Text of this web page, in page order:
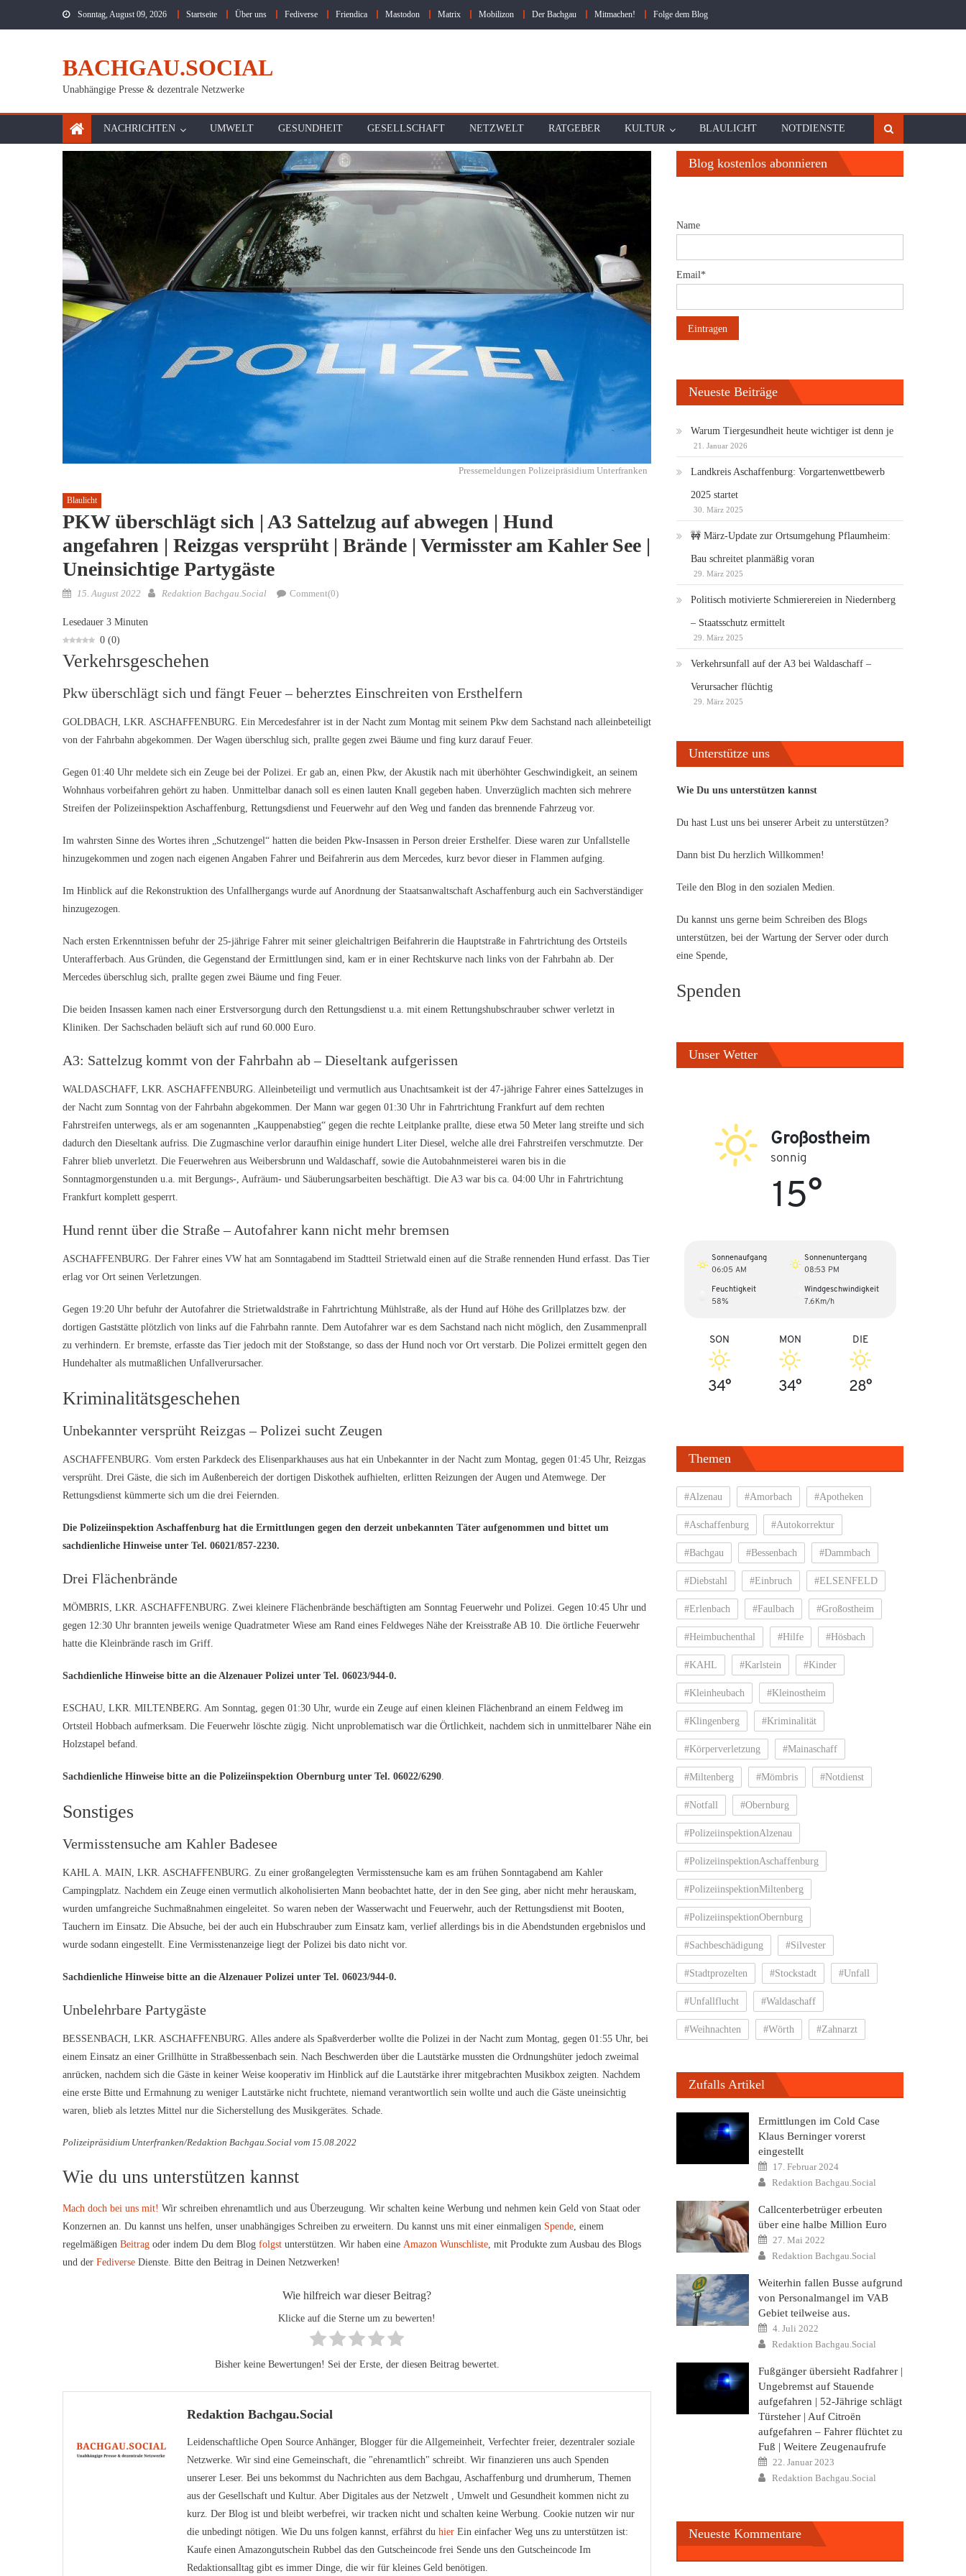
Sonntag, August 09, 2026 Startseite Über uns Fediverse Friendica Mastodon Matrix Mobilizon Der Bachgau Mitmachen! Folge dem Blog
BACHGAU.SOCIAL
Unabhängige Presse & dezentrale Netzwerke
NACHRICHTEN UMWELT GESUNDHEIT GESELLSCHAFT NETZWELT RATGEBER KULTUR BLAULICHT NOTDIENSTE
Pressemeldungen Polizeipräsidium Unterfranken
Blaulicht
PKW überschlägt sich | A3 Sattelzug auf abwegen | Hund
angefahren | Reizgas versprüht | Brände | Vermisster am Kahler See |
Uneinsichtige Partygäste
Posted
15. August 2022 Author
Redaktion Bachgau.Social Comment(0)
Lesedauer 3 Minuten
0 (0)
Verkehrsgeschehen
Pkw überschlägt sich und fängt Feuer – beherztes Einschreiten von Ersthelfern
GOLDBACH, LKR. ASCHAFFENBURG. Ein Mercedesfahrer ist in der Nacht zum Montag mit seinem Pkw dem Sachstand nach alleinbeteiligt
von der Fahrbahn abgekommen. Der Wagen überschlug sich, prallte gegen zwei Bäume und fing kurz darauf Feuer.
Gegen 01:40 Uhr meldete sich ein Zeuge bei der Polizei. Er gab an, einen Pkw, der Akustik nach mit überhöhter Geschwindigkeit, an seinem
Wohnhaus vorbeifahren gehört zu haben. Unmittelbar danach soll es einen lauten Knall gegeben haben. Unverzüglich machten sich mehrere
Streifen der Polizeiinspektion Aschaffenburg, Rettungsdienst und Feuerwehr auf den Weg und fanden das brennende Fahrzeug vor.
Im wahrsten Sinne des Wortes ihren „Schutzengel“ hatten die beiden Pkw-Insassen in Person dreier Ersthelfer. Diese waren zur Unfallstelle
hinzugekommen und zogen nach eigenen Angaben Fahrer und Beifahrerin aus dem Mercedes, kurz bevor dieser in Flammen aufging.
Im Hinblick auf die Rekonstruktion des Unfallhergangs wurde auf Anordnung der Staatsanwaltschaft Aschaffenburg auch ein Sachverständiger
hinzugezogen.
Nach ersten Erkenntnissen befuhr der 25-jährige Fahrer mit seiner gleichaltrigen Beifahrerin die Hauptstraße in Fahrtrichtung des Ortsteils
Unterafferbach. Aus Gründen, die Gegenstand der Ermittlungen sind, kam er in einer Rechtskurve nach links von der Fahrbahn ab. Der
Mercedes überschlug sich, prallte gegen zwei Bäume und fing Feuer.
Die beiden Insassen kamen nach einer Erstversorgung durch den Rettungsdienst u.a. mit einem Rettungshubschrauber schwer verletzt in
Kliniken. Der Sachschaden beläuft sich auf rund 60.000 Euro.
A3: Sattelzug kommt von der Fahrbahn ab – Dieseltank aufgerissen
WALDASCHAFF, LKR. ASCHAFFENBURG. Alleinbeteiligt und vermutlich aus Unachtsamkeit ist der 47-jährige Fahrer eines Sattelzuges in
der Nacht zum Sonntag von der Fahrbahn abgekommen. Der Mann war gegen 01:30 Uhr in Fahrtrichtung Frankfurt auf dem rechten
Fahrstreifen unterwegs, als er am sogenannten „Kauppenabstieg“ gegen die rechte Leitplanke prallte, diese etwa 50 Meter lang streifte und sich
dadurch den Dieseltank aufriss. Die Zugmaschine verlor daraufhin einige hundert Liter Diesel, welche alle drei Fahrstreifen verschmutzte. Der
Fahrer blieb unverletzt. Die Feuerwehren aus Weibersbrunn und Waldaschaff, sowie die Autobahnmeisterei waren bis in die
Sonntagmorgenstunden u.a. mit Bergungs-, Aufräum- und Säuberungsarbeiten beschäftigt. Die A3 war bis ca. 04:00 Uhr in Fahrtrichtung
Frankfurt komplett gesperrt.
Hund rennt über die Straße – Autofahrer kann nicht mehr bremsen
ASCHAFFENBURG. Der Fahrer eines VW hat am Sonntagabend im Stadtteil Strietwald einen auf die Straße rennenden Hund erfasst. Das Tier
erlag vor Ort seinen Verletzungen.
Gegen 19:20 Uhr befuhr der Autofahrer die Strietwaldstraße in Fahrtrichtung Mühlstraße, als der Hund auf Höhe des Grillplatzes bzw. der
dortigen Gaststätte plötzlich von links auf die Fahrbahn rannte. Dem Autofahrer war es dem Sachstand nach nicht möglich, den Zusammenprall
zu verhindern. Er bremste, erfasste das Tier jedoch mit der Stoßstange, so dass der Hund noch vor Ort verstarb. Die Polizei ermittelt gegen den
Hundehalter als mutmaßlichen Unfallverursacher.
Kriminalitätsgeschehen
Unbekannter versprüht Reizgas – Polizei sucht Zeugen
ASCHAFFENBURG. Vom ersten Parkdeck des Elisenparkhauses aus hat ein Unbekannter in der Nacht zum Montag, gegen 01:45 Uhr, Reizgas
versprüht. Drei Gäste, die sich im Außenbereich der dortigen Diskothek aufhielten, erlitten Reizungen der Augen und Atemwege. Der
Rettungsdienst kümmerte sich um die drei Feiernden.
Die Polizeiinspektion Aschaffenburg hat die Ermittlungen gegen den derzeit unbekannten Täter aufgenommen und bittet um
sachdienliche Hinweise unter Tel. 06021/857-2230.
Drei Flächenbrände
MÖMBRIS, LKR. ASCHAFFENBURG. Zwei kleinere Flächenbrände beschäftigten am Sonntag Feuerwehr und Polizei. Gegen 10:45 Uhr und
gegen 12:30 Uhr brannten jeweils wenige Quadratmeter Wiese am Rand eines Feldweges Nähe der Kreisstraße AB 10. Die örtliche Feuerwehr
hatte die Kleinbrände rasch im Griff.
Sachdienliche Hinweise bitte an die Alzenauer Polizei unter Tel. 06023/944-0.
ESCHAU, LKR. MILTENBERG. Am Sonntag, gegen 01:30 Uhr, wurde ein Zeuge auf einen kleinen Flächenbrand an einem Feldweg im
Ortsteil Hobbach aufmerksam. Die Feuerwehr löschte zügig. Nicht unproblematisch war die Örtlichkeit, nachdem sich in unmittelbarer Nähe ein
Holzstapel befand.
Sachdienliche Hinweise bitte an die Polizeiinspektion Obernburg unter Tel. 06022/6290
Sonstiges
Vermisstensuche am Kahler Badesee
KAHL A. MAIN, LKR. ASCHAFFENBURG. Zu einer großangelegten Vermisstensuche kam es am frühen Sonntagabend am Kahler
Campingplatz. Nachdem ein Zeuge einen vermutlich alkoholisierten Mann beobachtet hatte, der in den See ging, aber nicht mehr herauskam,
wurden umfangreiche Suchmaßnahmen eingeleitet. So waren neben der Wasserwacht und Feuerwehr, auch der Rettungsdienst mit Booten,
Tauchern im Einsatz. Die Absuche, bei der auch ein Hubschrauber zum Einsatz kam, verlief allerdings bis in die Abendstunden ergebnislos und
wurde sodann eingestellt. Eine Vermisstenanzeige liegt der Polizei bis dato nicht vor.
Sachdienliche Hinweise bitte an die Alzenauer Polizei unter Tel. 06023/944-0.
Unbelehrbare Partygäste
BESSENBACH, LKR. ASCHAFFENBURG. Alles andere als Spaßverderber wollte die Polizei in der Nacht zum Montag, gegen 01:55 Uhr, bei
einem Einsatz an einer Grillhütte in Straßbessenbach sein. Nach Beschwerden über die Lautstärke mussten die Ordnungshüter jedoch zweimal
anrücken, nachdem sich die Gäste in keiner Weise kooperativ im Hinblick auf die Lautstärke ihrer mitgebrachten Musikbox zeigten. Nachdem
eine erste Bitte und Ermahnung zu weniger Lautstärke nicht fruchtete, niemand verantwortlich sein wollte und auch die Gäste uneinsichtig
waren, blieb als letztes Mittel nur die Sicherstellung des Musikgerätes. Schade.
Polizeipräsidium Unterfranken/Redaktion Bachgau.Social vom 15.08.2022
Wie du uns unterstützen kannst
Mach doch bei uns mit! Wir schreiben ehrenamtlich und aus Überzeugung. Wir schalten keine Werbung und nehmen kein Geld von Staat oder
Konzernen an. Du kannst uns helfen, unser unabhängiges Schreiben zu erweitern. Du kannst uns mit einer einmaligen Spende , einem
regelmäßigen Beitrag oder indem Du dem Blog folgst unterstützen. Wir haben eine Amazon Wunschliste , mit Produkte zum Ausbau des Blogs
und der Fediverse Dienste. Bitte den Beitrag in Deinen Netzwerken!
Wie hilfreich war dieser Beitrag?
Klicke auf die Sterne um zu bewerten!
Bisher keine Bewertungen! Sei der Erste, der diesen Beitrag bewertet.
Redaktion Bachgau.Social
Leidenschaftliche Open Source Anhänger, Blogger für die Allgemeinheit, Verfechter freier, dezentraler soziale
Netzwerke. Wir sind eine Gemeinschaft, die "ehrenamtlich" schreibt. Wir finanzieren uns auch Spenden
unserer Leser. Bei uns bekommst du Nachrichten aus dem Bachgau, Aschaffenburg und drumherum, Themen
aus der Gesellschaft und Kultur. Aber Digitales aus der Netzwelt , Umwelt und Gesundheit kommen nicht zu
kurz. Der Blog ist und bleibt werbefrei, wir tracken nicht und schalten keine Werbung. Cookie nutzen wir nur
die unbedingt nötigen. Wie Du uns folgen kannst, erfährst duhier Ein einfacher Weg uns zu unterstützen ist:
Kaufe einen Amazongutschein Rubbel das den Gutscheincode frei Sende uns den Gutscheincode Im
Redaktionsalltag gibt es immer Dinge, die wir für kleines Geld benötigen.
Blog kostenlos abonnieren
Name
Email*
Neueste Beiträge
Warum Tiergesundheit heute wichtiger ist denn je
21. Januar 2026
Landkreis Aschaffenburg: Vorgartenwettbewerb
2025 startet
30. März 2025
🚧 März-Update zur Ortsumgehung Pflaumheim:
Bau schreitet planmäßig voran
29. März 2025
Politisch motivierte Schmierereien in Niedernberg
– Staatsschutz ermittelt
29. März 2025
Verkehrsunfall auf der A3 bei Waldaschaff –
Verursacher flüchtig
29. März 2025
Unterstütze uns
Wie Du uns unterstützen kannst
Du hast Lust uns bei unserer Arbeit zu unterstützen?
Dann bist Du herzlich Willkommen!
Teile den Blog in den sozialen Medien.
Du kannst uns gerne beim Schreiben des Blogs
unterstützen, bei der Wartung der Server oder durch
eine Spende,
Spenden
Unser Wetter
Großostheim
sonnig
15°
Sonnenaufgang
06:05 AM
Sonnenuntergang
08:53 PM
Feuchtigkeit
58%
Windgeschwindigkeit
7.6Km/h
SON
34°
MON
34°
DIE
28°
Themen
#Alzenau #Amorbach #Apotheken
#Aschaffenburg #Autokorrektur
#Bachgau #Bessenbach #Dammbach
#Diebstahl #Einbruch #ELSENFELD
#Erlenbach #Faulbach #Großostheim
#Heimbuchenthal #Hilfe #Hösbach
#KAHL #Karlstein #Kinder
#Kleinheubach #Kleinostheim
#Klingenberg #Kriminalität
#Körperverletzung #Mainaschaff
#Miltenberg #Mömbris #Notdienst
#Notfall #Obernburg
#PolizeiinspektionAlzenau
#PolizeiinspektionAschaffenburg
#PolizeiinspektionMiltenberg
#PolizeiinspektionObernburg
#Sachbeschädigung #Silvester
#Stadtprozelten #Stockstadt #Unfall
#Unfallflucht #Waldaschaff
#Weihnachten #Wörth #Zahnarzt
Zufalls Artikel
Ermittlungen im Cold Case
Klaus Berninger vorerst
eingestellt
Posted
on
17. Februar 2024
Author
Redaktion Bachgau.Social
Callcenterbetrüger erbeuten
über eine halbe Million Euro
Posted
on
27. Mai 2022
Author
Redaktion Bachgau.Social
Weiterhin fallen Busse aufgrund
von Personalmangel im VAB
Gebiet teilweise aus.
Posted
on
4. Juli 2022
Author
Redaktion Bachgau.Social
Fußgänger übersieht Radfahrer |
Ungebremst auf Stauende
aufgefahren | 52-Jährige schlägt
Türsteher | Auf Citroën
aufgefahren – Fahrer flüchtet zu
Fuß | Weitere Zeugenaufrufe
Posted
on
22. Januar 2023
Author
Redaktion Bachgau.Social
Neueste Kommentare